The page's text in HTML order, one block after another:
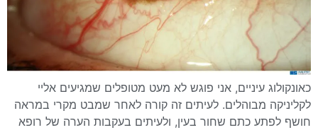
כאונקולוג עיניים, אני פוגש לא מעט מטופלים שמגיעים אליי
לקליניקה מבוהלים. לעיתים זה קורה לאחר שמבט מקרי במראה
חושף לפתע כתם שחור בעין, ולעיתים בעקבות הערה של רופא